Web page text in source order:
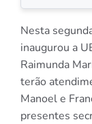
Nesta
inaugurou a
Raimunda
terão
Manoel e
presentes